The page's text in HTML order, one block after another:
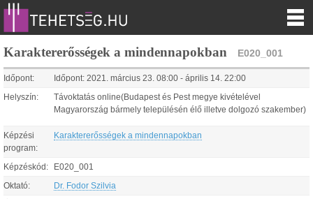
Karaktererősségek a mindennapokban E020_001
Időpont: Időpont: 2021. március 23 08:00 - április 14 22:00
Helyszín:
Távoktatás online(Budapest és Pest megye kivételével
Magyarország bármely településén élő illetve dolgozó szakember)
Képzési
program:
Karaktererősségek a mindennapokban
Képzéskód: E020_001
Oktató: Dr. Fodor Szilvia